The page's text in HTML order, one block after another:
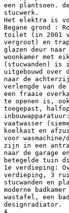
een plantsoen.
stucwerk.
Het elektra is
Begane grond :
toilet (in 2001
vergroot) en
glazen deur
woonkamer met
(stucwanden) is
uitgebouwd over
naar de
verlengde van
een fraaie
te openen is,
toegepast,
vaatwasser
koelkast en
voor
zijn in een
naar de garage
betegelde tuin
1e verdieping:
verdieping, 3
stucwanden en
moderne
wastafel, een
designradiator.